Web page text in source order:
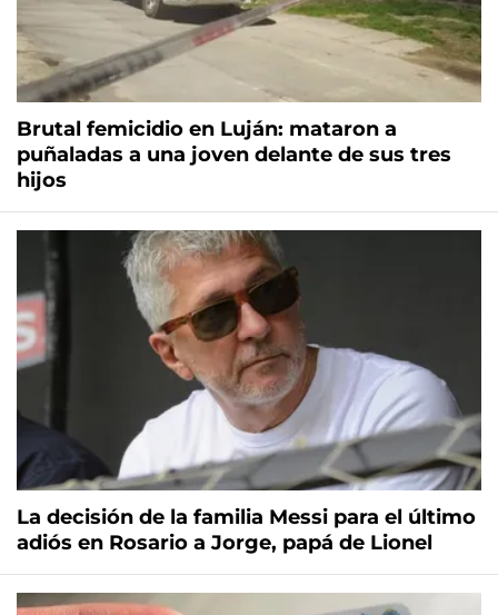
Brutal femicidio en Luján: mataron a
puñaladas a una joven delante de sus tres
hijos
La decisión de la familia Messi para el último
adiós en Rosario a Jorge, papá de Lionel